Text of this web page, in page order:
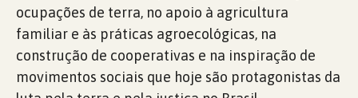
ocupações de terra, no apoio à agricultura
familiar e às práticas agroecológicas, na
construção de cooperativas e na inspiração de
movimentos sociais que hoje são protagonistas da